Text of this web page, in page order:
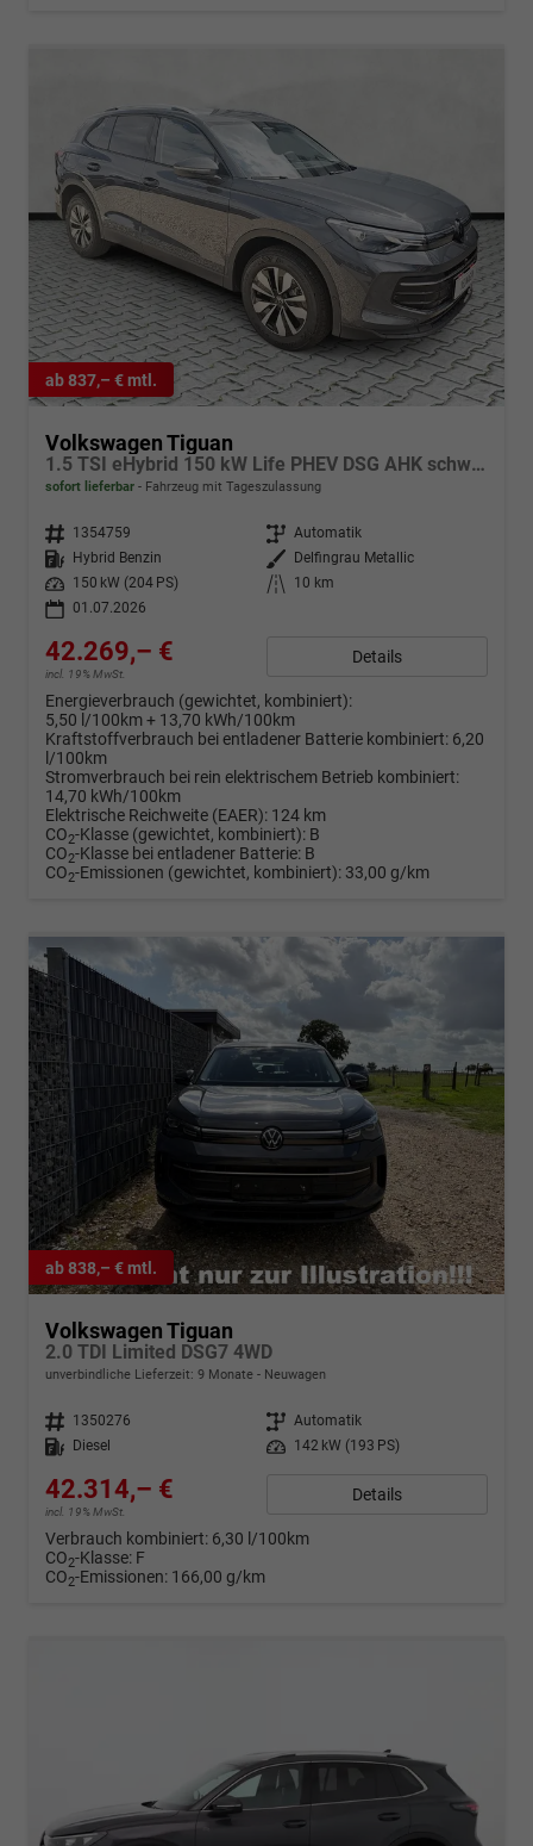
ab 837,– € mtl.
Volkswagen Tiguan
1.5 TSI eHybrid 150 kW Life PHEV DSG AHK schwenkb. AreaView
sofort lieferbar Fahrzeug mit Tageszulassung
Fahrzeugnr. 1354759 Getriebe Automatik
Kraftstoff
Hybrid Benzin Außenfarbe
Delfingrau Metallic
Leistung
150 kW (204 PS) Kilometerstand
10 km
01.07.2026
42.269,– €
incl. 19% MwSt.
Details
Energieverbrauch (gewichtet, kombiniert):
5,50 l/100km + 13,70 kWh/100km
Kraftstoffverbrauch bei entladener Batterie kombiniert: 6,20
l/100km
Stromverbrauch bei rein elektrischem Betrieb kombiniert:
14,70 kWh/100km
Elektrische Reichweite (EAER): 124 km
CO2-Klasse (gewichtet, kombiniert): B
CO2-Klasse bei entladener Batterie: B
CO2-Emissionen (gewichtet, kombiniert): 33,00 g/km
ab 838,– € mtl.
Volkswagen Tiguan
2.0 TDI Limited DSG7 4WD
unverbindliche Lieferzeit: 9 Monate Neuwagen
Fahrzeugnr. 1350276 Getriebe Automatik
Kraftstoff
Diesel Leistung 142 kW (193 PS)
42.314,– €
incl. 19% MwSt.
Details
Verbrauch kombiniert: 6,30 l/100km
CO2-Klasse: F
CO2-Emissionen: 166,00 g/km